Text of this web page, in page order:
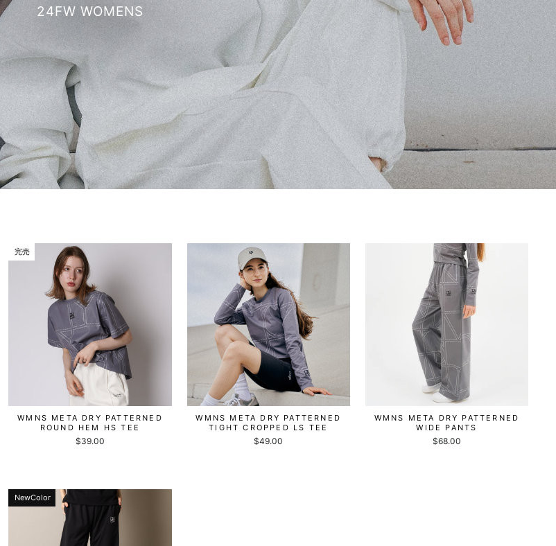
24FW WOMENS
完売
WMNS META DRY PATTERNED
ROUND HEM HS TEE
$39.00
WMNS META DRY PATTERNED
TIGHT CROPPED LS TEE
$49.00
WMNS META DRY PATTERNED
WIDE PANTS
$68.00
NewColor